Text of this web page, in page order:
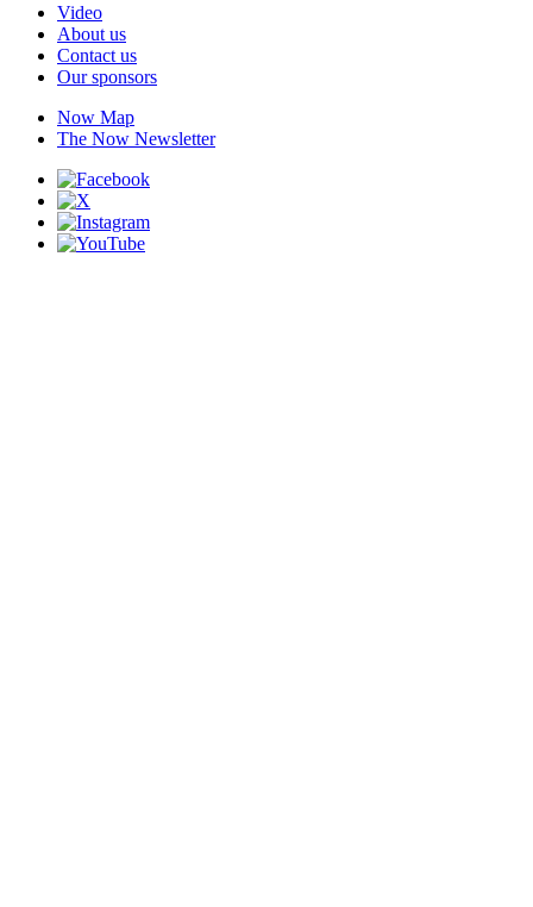
Video
About us
Contact us
Our sponsors
Now Map
The Now Newsletter